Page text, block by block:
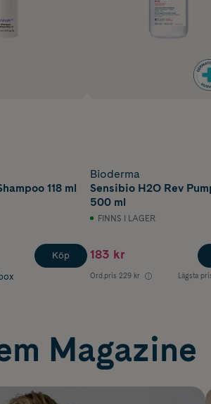
118 ml
Köp
Bioderma
Sensibio H2O Rev
500 ml
FINNS I LAGER
183 kr
Ord.pris 229 kr Lägsta
Magazine